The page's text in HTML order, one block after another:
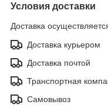
Условия доставки
Доставка
Доставка курьером
Доставка почтой
Транспортная
Самовывоз